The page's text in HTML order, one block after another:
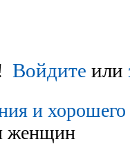
Войдите или
и хорошего
женщин